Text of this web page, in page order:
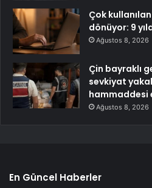
Çok
dönüyor: 9
Ağustos 8, 2026
Çin bayraklı
sevkiyat
hammaddesi
Ağustos 8, 2026
En Güncel Haberler